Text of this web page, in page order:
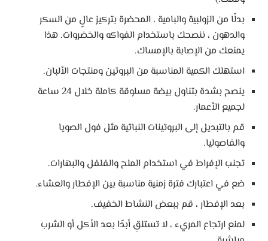
بدلًا من الزولبية والبامية ، المحضرة بتركيز عالٍ من السكر
والدهون ، ننصحك باستخدام الفواكه والخضروات. هذا
يمنعك من الإصابة بالإمساك.
استهلك الكمية المناسبة من البروتين ومنتجات الألبان.
ينصح بشدة بتناول بيضة مسلوقة كاملة خلال 24 ساعة
لجميع الأعمار.
قم بالتبديل إلى البروتينات النباتية مثل فول الصويا
والفاصوليا.
تجنب الإفراط في استخدام الملح والفلفل والبهارات.
ضع في اعتبارك فترة زمنية مناسبة بين الإفطار والعشاء.
بعد الإفطار ، قم ببعض النشاط الخفيف.
لمنع ارتجاع المريء ، لا تستلقِ أبدًا بعد الأكل أو الشرب